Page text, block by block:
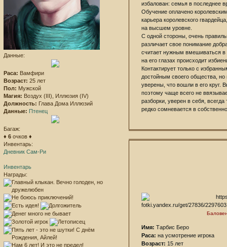
Данные:
Раса: Вамфири
Возраст: 25 лет
Пол: Мужской
Магия: Воздух (III), Иллюзия (IV)
Должность: Глава Дома Иллюзий
Данные: Птенец
Багаж:
♦ 6 очков ♦
Инвентарь:
Дневник Сам-Ри
Инвентарь
Награды:
избалован: семья в последнее
Обучение оплачено
карьера королевского
на высшем уровне.
С одной стороны, очень
различает свое понимание
считает нужным вмешиваться
на его глазах происходит
Контактирует только с
достойным своего общества, но
уверены, что вошли в его круг.
поэтому чаще всего не
разборки, уверен в себя,
редко сомневается в
Имя: Тарбис Беро
Раса: на усмотрение игрока
Возраст: 15 лет